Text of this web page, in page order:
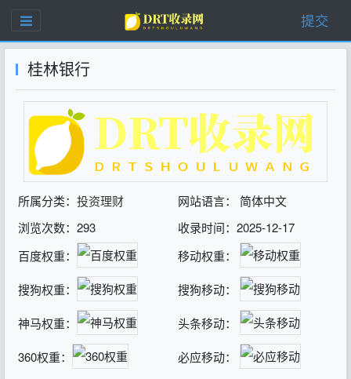
提交
桂林银行
所属分类： 投资理财
网站语言： 简体中文
浏览次数：293
收录时间：2025-12-17
百度权重：
移动权重：
搜狗权重： 搜狗移动：
神马权重： 头条移动：
360权重： 必应移动：